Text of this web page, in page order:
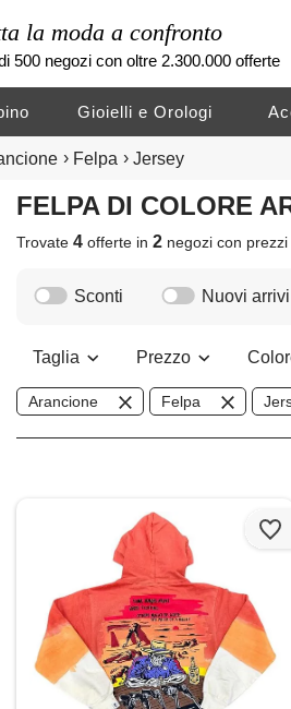
la moda a confronto
500 negozi con oltre 2.300.000 offerte
Gioielli e Orologi
› Felpa › Jersey
FELPA DI COLORE
Trovate4 offerte in2 negozicon
Sconti Nuovi arrivi
Taglia Prezzo
Arancione Felpa